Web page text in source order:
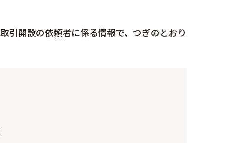
引開設の依頼者に係る情報で、つぎのとおり